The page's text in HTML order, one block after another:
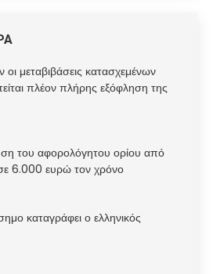
μεταβιβάσεις κατασχεμένων
πλέον πλήρης εξόφληση της
του αφορολόγητου ορίου από
6.000 ευρώ τον χρόνο
καταγράφει ο ελληνικός